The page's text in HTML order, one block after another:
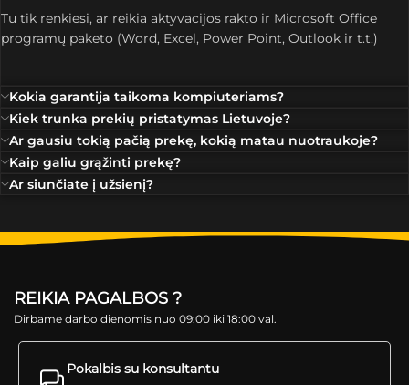
Tu tik renkiesi, ar reikia aktyvacijos rakto ir Microsoft Office
programų paketo (Word, Excel, Power Point, Outlook ir t.t.)
Kokia garantija taikoma kompiuteriams?
Kiek trunka prekių pristatymas Lietuvoje?
Ar gausiu tokią pačią prekę, kokią matau nuotraukoje?
Kaip galiu grąžinti prekę?
Ar siunčiate į užsienį?
REIKIA PAGALBOS ?
Dirbame darbo dienomis nuo 09:00 iki 18:00 val.
Pokalbis su konsultantu